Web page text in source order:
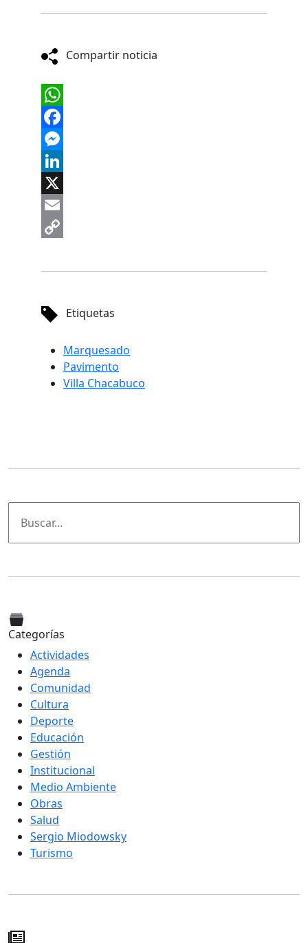
Compartir noticia
WhatsApp
Facebook
Messenger
LinkedIn
X
Email
Link
Etiquetas
Marquesado
Pavimento
Villa Chacabuco
Categorías
Actividades
Agenda
Comunidad
Cultura
Deporte
Educación
Gestión
Institucional
Medio Ambiente
Obras
Salud
Sergio Miodowsky
Turismo